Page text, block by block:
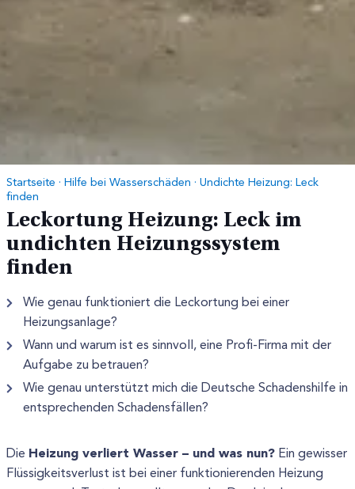
Startseite · Hilfe bei Wasserschäden · Undichte Heizung: Leck
finden
Leckortung Heizung: Leck im
undichten Heizungssystem
finden
Wie genau funktioniert die Leckortung bei einer
Heizungsanlage?
Wann und warum ist es sinnvoll, eine Profi-Firma mit der
Aufgabe zu betrauen?
Wie genau unterstützt mich die Deutsche Schadenshilfe in
entsprechenden Schadensfällen?
Die Heizung verliert Wasser – und was nun? Ein gewisser
Flüssigkeitsverlust ist bei einer funktionierenden Heizung